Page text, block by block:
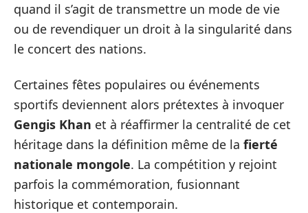
quand il s’agit de transmettre un mode de vie
ou de revendiquer un droit à la singularité dans
le concert des nations.
Certaines fêtes populaires ou événements
sportifs deviennent alors prétextes à invoquer
Gengis Khan et à réaffirmer la centralité de cet
héritage dans la définition même de la fierté
nationale mongole. La compétition y rejoint
parfois la commémoration, fusionnant
historique et contemporain.